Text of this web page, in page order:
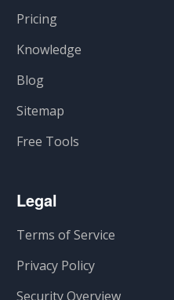
Pricing
Knowledge
Blog
Sitemap
Free Tools
Legal
Terms of Service
Privacy Policy
Security Overview